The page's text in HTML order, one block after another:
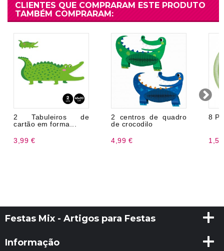
CLIENTES QUE COMPRARAM ESTE PRODUTO
TAMBÉM COMPRARAM:
2 Tabuleiros de
cartão em forma...
3,99 €
2 centros de quadro
de crocodilo
4,99 €
8
Festas Mix - Artigos para Festas
Informação